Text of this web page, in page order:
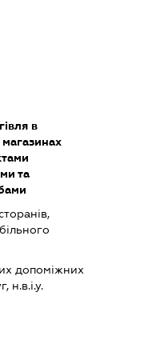
в
магазинах
та
допоміжних
н.в.і.у.